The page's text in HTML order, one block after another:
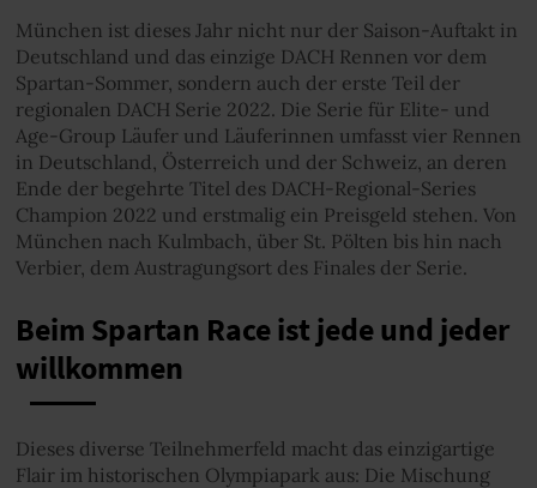
München ist dieses Jahr nicht nur der Saison-Auftakt in
Deutschland und das einzige DACH Rennen vor dem
Spartan-Sommer, sondern auch der erste Teil der
regionalen DACH Serie 2022. Die Serie für Elite- und
Age-Group Läufer und Läuferinnen umfasst vier Rennen
in Deutschland, Österreich und der Schweiz, an deren
Ende der begehrte Titel des DACH-Regional-Series
Champion 2022 und erstmalig ein Preisgeld stehen. Von
München nach Kulmbach, über St. Pölten bis hin nach
Verbier, dem Austragungsort des Finales der Serie.
Beim Spartan Race ist jede und jeder
willkommen
Dieses diverse Teilnehmerfeld macht das einzigartige
Flair im historischen Olympiapark aus: Die Mischung